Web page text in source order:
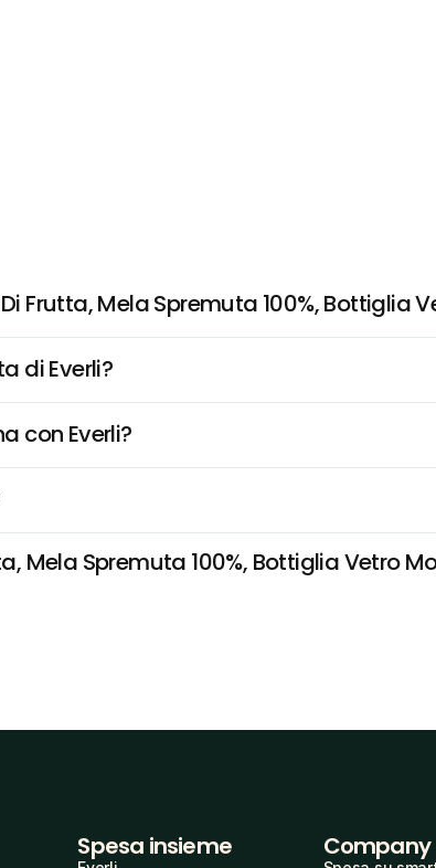
Frutta, Mela Spremuta 100%, Bottiglia
di Everli?
con Everli?
Mela Spremuta 100%, Bottiglia Vetro
Spesa insieme Company